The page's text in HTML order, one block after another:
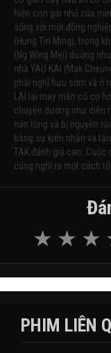
hiện con gái nhỏ của
sống với một đồng
(Hung Tin Ming), trong
(Ng Wing Mei) dường
nhà YAU KAI (Mak
phải nghỉ hưu sớm và ở
LAI lại may mắn có cơ
chuyện dường như diễn
nản lòng và bị nguyền
bằng sự kiên nhẫn và
TAK đánh giá cao.
cũng nghĩ ra một cách
PHIM LIÊN